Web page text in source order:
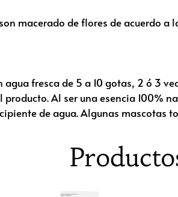
macerado de flores de acuerdo
fresca de 5 a 10 gotas, 2 ó 3
Al ser una esencia 100%
de agua. Algunas mascotas